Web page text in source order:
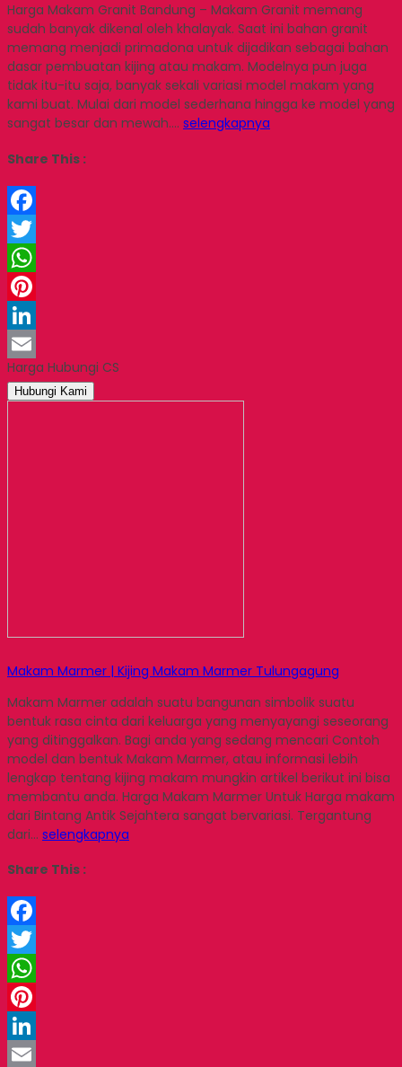
Harga Makam Granit Bandung – Makam Granit memang
sudah banyak dikenal oleh khalayak. Saat ini bahan granit
memang menjadi primadona untuk dijadikan sebagai bahan
dasar pembuatan kijing atau makam. Modelnya pun juga
tidak itu-itu saja, banyak sekali variasi model makam yang
kami buat. Mulai dari model sederhana hingga ke model yang
sangat besar dan mewah…. selengkapnya
Share This :
Facebook
Twitter
WhatsApp
Pinterest
LinkedIn
Email
Harga Hubungi CS
Hubungi Kami
Makam Marmer | Kijing Makam Marmer Tulungagung
Makam Marmer adalah suatu bangunan simbolik suatu
bentuk rasa cinta dari keluarga yang menyayangi seseorang
yang ditinggalkan. Bagi anda yang sedang mencari Contoh
model dan bentuk Makam Marmer, atau informasi lebih
lengkap tentang kijing makam mungkin artikel berikut ini bisa
membantu anda. Harga Makam Marmer Untuk Harga makam
dari Bintang Antik Sejahtera sangat bervariasi. Tergantung
dari… selengkapnya
Share This :
Facebook
Twitter
WhatsApp
Pinterest
LinkedIn